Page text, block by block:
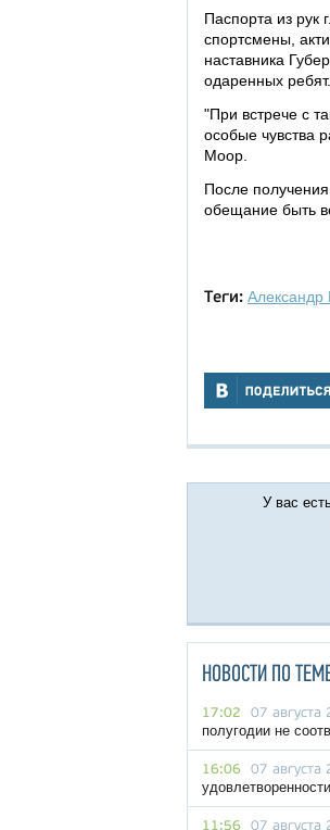
Паспорта из рук
спортсмены,
наставника
одаренных ребят.
"При встрече с
особые чувства
Моор.
После
обещание быть
Теги:
У вас
НОВОСТИ ПО
17:02 07 августа
полугодии не
16:06 07 августа
11:56 07 августа